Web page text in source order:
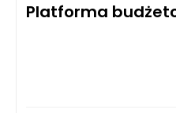
Platforma